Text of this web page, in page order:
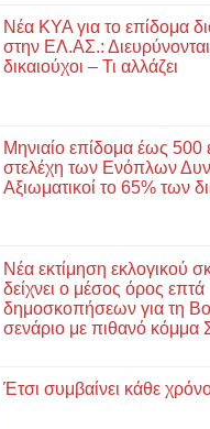
Νέα ΚΥΑ για το επίδομα
στην ΕΛ.ΑΣ.: Διευρύνονται
δικαιούχοι – Τι αλλάζει
Μηνιαίο επίδομα έως
στελέχη των Ενόπλων
Αξιωματικοί το 65% των
Νέα εκτίμηση εκλογικού
δείχνει ο μέσος όρος επτά
δημοσκοπήσεων για τη
σενάριο με πιθανό κόμμα
Έτσι συμβαίνει κάθε